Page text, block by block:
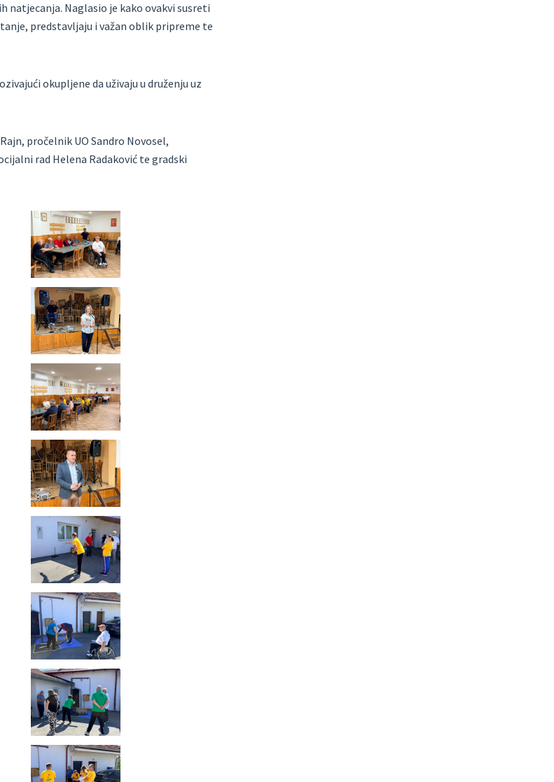
natjecanja. Naglasio je kako ovakvi susreti
predstavljaju i važan oblik pripreme te
okupljene da uživaju u druženju uz
pročelnik UO Sandro Novosel,
rad Helena Radaković te gradski